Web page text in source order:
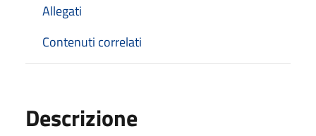
Allegati
Contenuti correlati
Descrizione